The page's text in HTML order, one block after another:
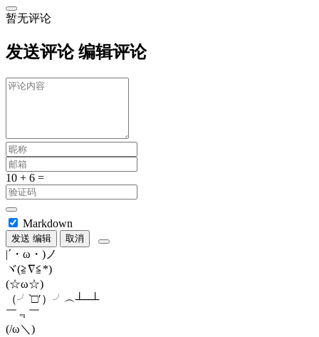
暂无评论
发送评论 编辑评论
Markdown
发送 编辑 取消
|´・ω・)ノ
ヾ(≧∇≦*)ゝ
(☆ω☆)
（╯‵□′）╯︵┴─┴
￣﹃￣
(/ω＼)